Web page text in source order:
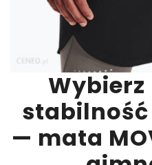
stabilność
— mata